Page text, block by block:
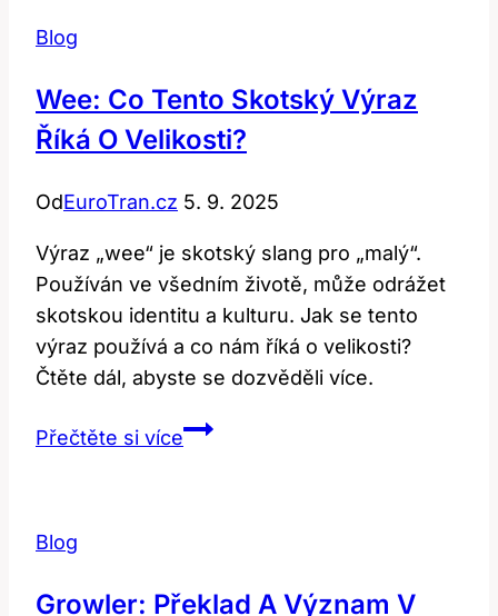
Blog
Wee: Co Tento Skotský Výraz
Říká O Velikosti?
OdEuroTran.cz 5. 9. 2025
Výraz „wee“ je skotský slang pro „malý“.
Používán ve všedním životě, může odrážet
skotskou identitu a kulturu. Jak se tento
výraz používá a co nám říká o velikosti?
Čtěte dál, abyste se dozvěděli více.
Přečtěte si víceWee:
Blog
Growler: Překlad A Význam V